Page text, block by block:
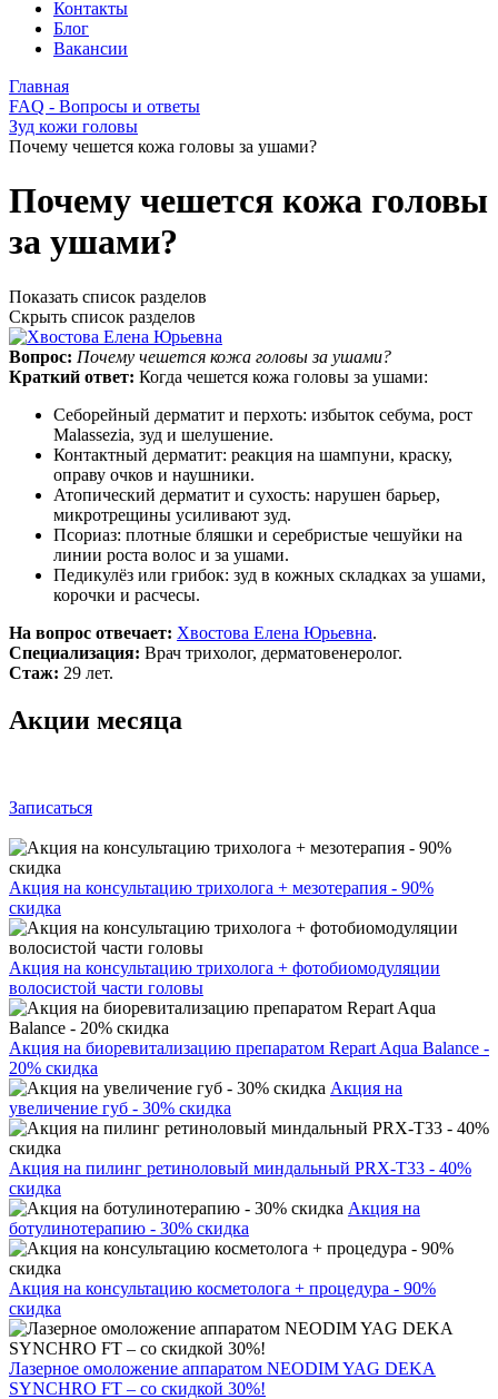
Контакты
Блог
Вакансии
Главная
FAQ - Вопросы и ответы
Зуд кожи головы
Почему чешется кожа головы за ушами?
Почему чешется кожа головы
за ушами?
Показать список разделов
Скрыть список разделов
Вопрос: Почему чешется кожа головы за ушами?
Краткий ответ: Когда чешется кожа головы за ушами:
Себорейный дерматит и перхоть: избыток себума, рост
Malassezia, зуд и шелушение.
Контактный дерматит: реакция на шампуни, краску,
оправу очков и наушники.
Атопический дерматит и сухость: нарушен барьер,
микротрещины усиливают зуд.
Псориаз: плотные бляшки и серебристые чешуйки на
линии роста волос и за ушами.
Педикулёз или грибок: зуд в кожных складках за ушами,
корочки и расчесы.
На вопрос отвечает: Хвостова Елена Юрьевна.
Специализация: Врач трихолог, дерматовенеролог.
Стаж: 29 лет.
Акции месяца
Записаться
Акция на консультацию трихолога + мезотерапия - 90%
скидка
Акция на консультацию трихолога + фотобиомодуляции
волосистой части головы
Акция на биоревитализацию препаратом Repart Aqua Balance -
20% скидка
Акция на
увеличение губ - 30% скидка
Акция на пилинг ретиноловый миндальный PRX-T33 - 40%
скидка
Акция на
ботулинотерапию - 30% скидка
Акция на консультацию косметолога + процедура - 90%
скидка
Лазерное омоложение аппаратом NEODIM YAG DEKA
SYNCHRO FT – со скидкой 30%!